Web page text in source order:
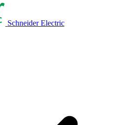
Schneider Electric